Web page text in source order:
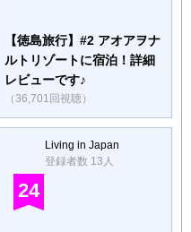
【徳島旅行】#2 アオアヲナ
ルトリゾートに宿泊！詳細
レビューです♪
（36,701回視聴）
Living in Japan
登録者数 13人
24